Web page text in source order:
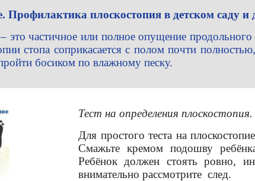
Профилактика плоскостопия в детском саду и
это частичное или полное опущение
стопа соприкасается с полом почти
босиком по влажному песку.
Тест на определения плоскостопия.
Для простого теста на
Смажьте кремом подошву
Ребёнок должен стоять ровно,
внимательно рассмотрите след.